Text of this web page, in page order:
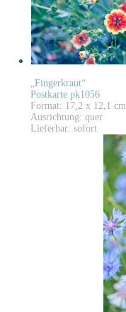
„Fingerkraut“
Postkarte pk1056
Format: 17,2 x 12,1 cm
Ausrichtung: quer
Lieferbar: sofort